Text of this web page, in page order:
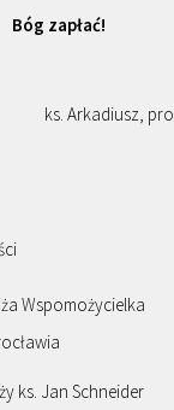
Bóg zapłać!
ks. Arkadiusz,
Wspomożycielka
ks. Jan Schneider